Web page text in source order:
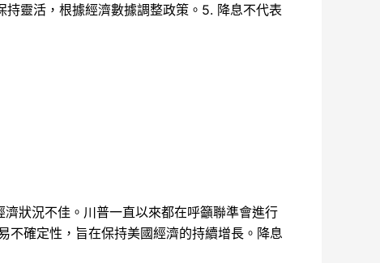
靈活，根據經濟數據調整政策。5. 降息不代表
狀況不佳。川普一直以來都在呼籲聯準會進行
不確定性，旨在保持美國經濟的持續增長。降息